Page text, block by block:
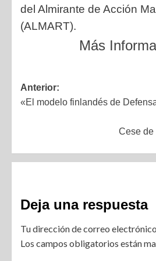
del Almirante de Acción
(ALMART).
Más
Anterior:
«El modelo finlandés de
Cese de
Deja una respuesta
Tu dirección de correo
Los campos obligatorios están